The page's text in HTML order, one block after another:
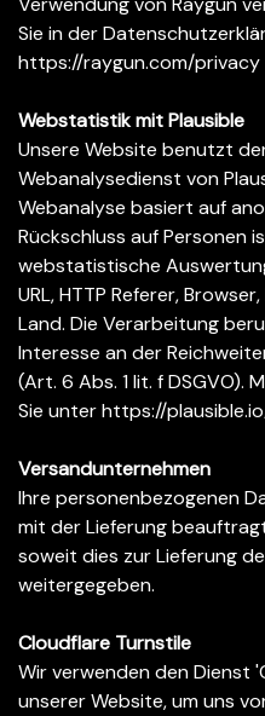
Sie in der
https://raygun.com/privacy
Webstatistik mit Plausible
Unsere Website benutzt
Webanalysedienst von
Webanalyse basiert auf
Rückschluss auf Personen
webstatistische
URL, HTTP Referer,
Land. Die Verarbeitung
Interesse an der
(Art. 6 Abs. 1 lit. f DSGVO).
Sie unterhttps://
Versandunternehmen
Ihre personenbezogenen
mit der Lieferung
soweit dies zur Lieferung
weitergegeben.
Cloudflare Turnstile
Wir verwenden den Dienst
unserer Website, um uns